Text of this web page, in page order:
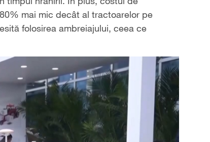
mai mic decât al tractoarelor pe
folosirea ambreiajului, ceea ce